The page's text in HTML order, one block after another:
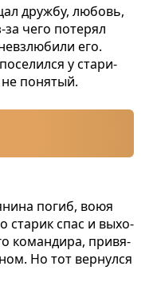
дружбу, любовь,
чего поте­рял
его.
у ста­ри­
поня­тый.
погиб, воюя
ста­рик спас и выхо­
коман­дира, при­вя­
Но тот вер­нулся